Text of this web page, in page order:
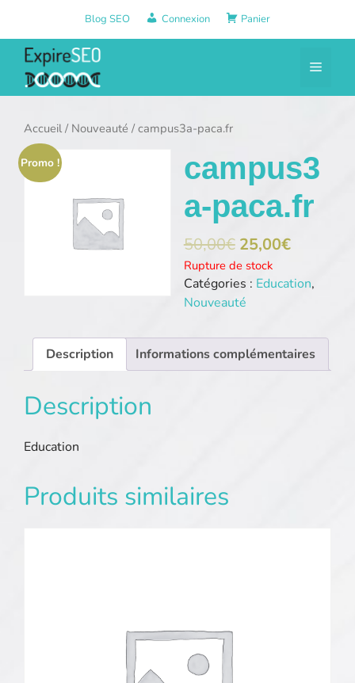
contenu
Blog SEO Connexion Panier
Menu
Accueil/ Nouveauté / campus3a-paca.fr
Promo !
campus3
a-paca.fr
50,00€ 25,00€
Rupture de stock
Catégories : Education,
Nouveauté
Description Informations complémentaires
Description
Education
Produits similaires